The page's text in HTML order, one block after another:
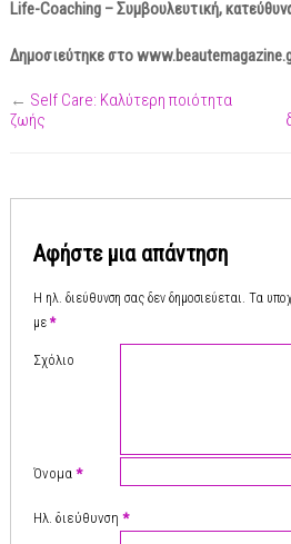
Life-Coaching – Συμβουλευτική,
Δημοσιεύτηκε στο
← Self Care: Καλύτερη ποιότητα
ζωής
Αφήστε μια απάντηση
Η ηλ. διεύθυνση σας δεν δημοσιεύεται. Τα
με *
Σχόλιο
Όνομα *
Ηλ. διεύθυνση *